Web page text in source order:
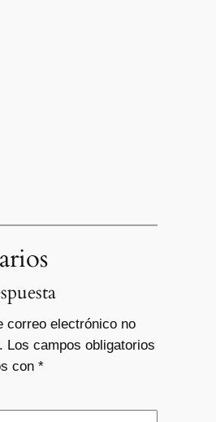
correo electrónico no
Los campos obligatorios
con *